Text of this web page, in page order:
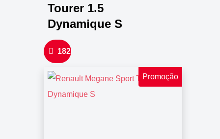
Tourer 1.5
Dynamique S
182
Promoção